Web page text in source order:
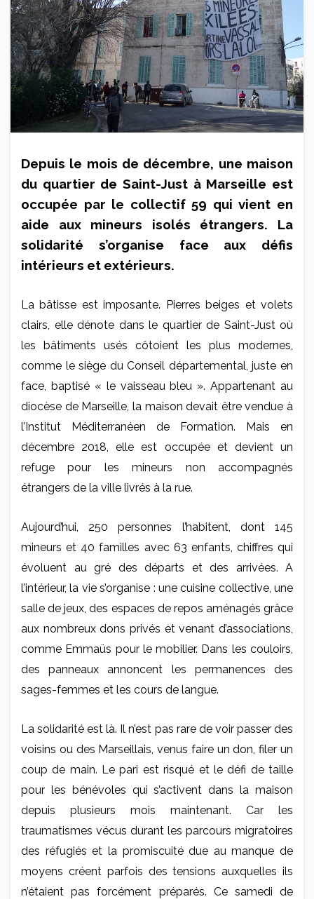
Depuis le mois de décembre, une maison
du quartier de Saint-Just à Marseille est
occupée par le collectif 59 qui vient en
aide aux mineurs isolés étrangers. La
solidarité s’organise face aux défis
intérieurs et extérieurs.
La bâtisse est imposante. Pierres beiges et volets
clairs, elle dénote dans le quartier de Saint-Just où
les bâtiments usés côtoient les plus modernes,
comme le siège du Conseil départemental, juste en
face, baptisé « le vaisseau bleu ». Appartenant au
diocèse de Marseille, la maison devait être vendue à
l’Institut Méditerranéen de Formation. Mais en
décembre 2018, elle est occupée et devient un
refuge pour les mineurs non accompagnés
étrangers de la ville livrés à la rue.
Aujourd’hui, 250 personnes l’habitent, dont 145
mineurs et 40 familles avec 63 enfants, chiffres qui
évoluent au gré des départs et des arrivées. A
l’intérieur, la vie s’organise : une cuisine collective, une
salle de jeux, des espaces de repos aménagés grâce
aux nombreux dons privés et venant d’associations,
comme Emmaüs pour le mobilier. Dans les couloirs,
des panneaux annoncent les permanences des
sages-femmes et les cours de langue.
La solidarité est là. Il n’est pas rare de voir passer des
voisins ou des Marseillais, venus faire un don, filer un
coup de main. Le pari est risqué et le défi de taille
pour les bénévoles qui s’activent dans la maison
depuis plusieurs mois maintenant. Car les
traumatismes vécus durant les parcours migratoires
des réfugiés et la promiscuité due au manque de
moyens créent parfois des tensions auxquelles ils
n’étaient pas forcément préparés. Ce samedi de